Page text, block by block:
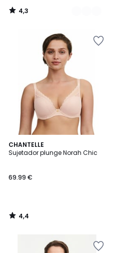
4,3
/
CHANTELLE
Sujetador plunge Norah Chic
69.99 €
4,4
/ 5
4,4
/